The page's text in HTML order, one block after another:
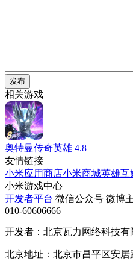
发布
相关游戏
奥特曼传奇英雄 4.8
友情链接
小米应用商店小米商城英雄互
小米游戏中心
开发者平台 微信公众号 微博
010-60606666
开发者：北京瓦力网络科技有
北京地址：北京市昌平区安居